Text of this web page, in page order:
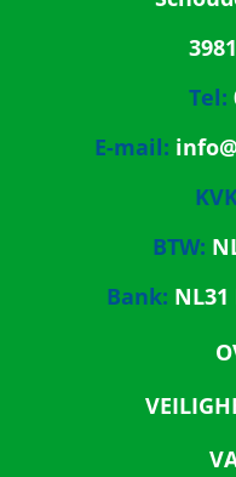
Tel:
E-mail:
BTW:
Bank: NL31